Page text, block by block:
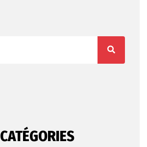
CATÉGORIES